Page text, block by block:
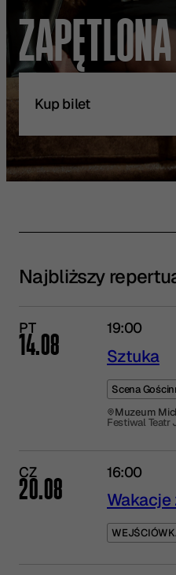
ZAPĘTLONA
Kup bilet
Najbliższy
PT
14.08
19:00
Sztuka
Scena
Muzeum
Festiwal Teatr
CZ
20.08
16:00